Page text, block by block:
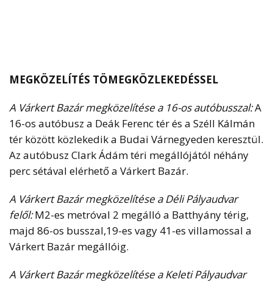
MEGKÖZELÍTÉS TÖMEGKÖZLEKEDÉSSEL
A Várkert Bazár megközelítése a 16-os autóbusszal:A
16-os autóbusz a Deák Ferenc tér és a Széll Kálmán
tér között közlekedik a Budai Várnegyeden keresztül.
Az autóbusz Clark Ádám téri megállójától néhány
perc sétával elérhető a Várkert Bazár.
A Várkert Bazár megközelítése a Déli Pályaudvar
felől:M2-es metróval 2 megálló a Batthyány térig,
majd 86-os busszal,19-es vagy 41-es villamossal a
Várkert Bazár megállóig.
A Várkert Bazár megközelítése a Keleti Pályaudvar